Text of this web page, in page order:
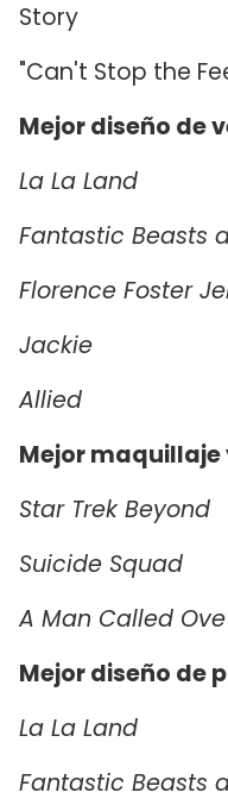
Story
"Can't Stop the
Mejor diseño de
La La Land
Fantastic Beasts
Florence Foster
Jackie
Allied
Mejor maquillaje
Star Trek Beyond
Suicide Squad
A Man Called Ove
Mejor diseño de
La La Land
Fantastic Beasts